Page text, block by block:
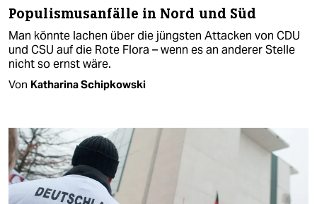
Populismusanfälle in Nord und Süd
Man könnte lachen über die jüngsten Attacken von CDU
und CSU auf die Rote Flora – wenn es an anderer Stelle
nicht so ernst wäre.
Von Katharina Schipkowski